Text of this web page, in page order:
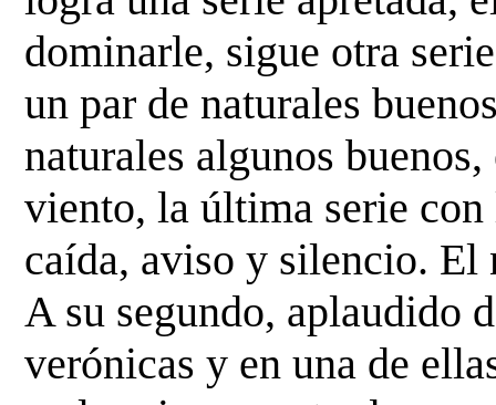
dominarle, sigue otra
un par de naturales
naturales algunos
viento, la última serie con
caída, aviso y silencio. El
A su segundo, aplaudido
verónicas y en una de